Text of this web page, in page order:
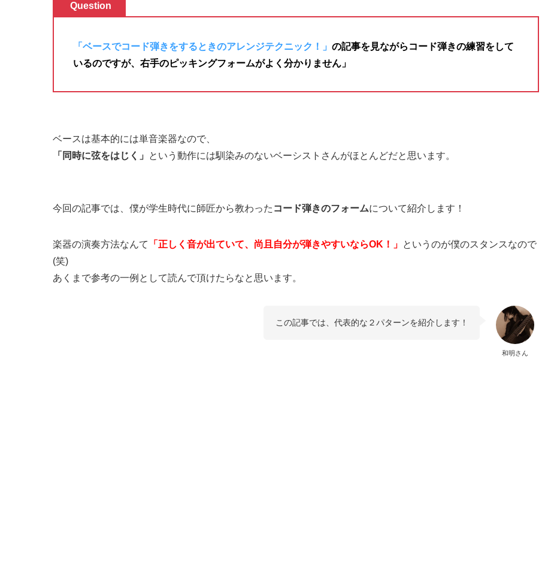
Question
「ベースでコード弾きをするときのアレンジテクニック！」 の記事を見ながらコード弾きの練習をして
いるのですが、右手のピッキングフォームがよく分かりません」
ベースは基本的には単音楽器なので、
「同時に弦をはじく」
という動作には馴染みのないベーシストさんがほとんどだと思います。
今回の記事では、僕が学生時代に師匠から教わった コード弾きのフォームについて紹介します！
楽器の演奏方法なんて 「正しく音が出ていて、尚且自分が弾きやすいならOK！」 というのが僕のスタンスなので
(笑)
あくまで参考の一例として読んで頂けたらなと思います。
和明さん
この記事では、代表的な２パターンを紹介します！